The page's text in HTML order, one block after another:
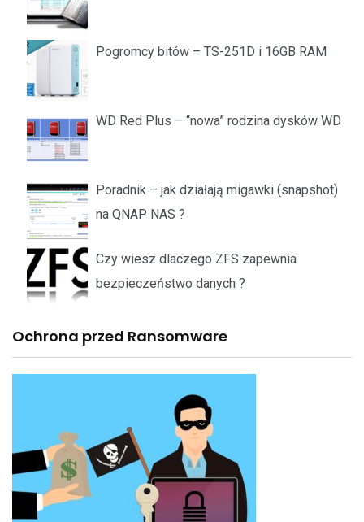
Pogromcy bitów – TS-251D i 16GB RAM
WD Red Plus – “nowa” rodzina dysków WD
Poradnik – jak działają migawki (snapshot)
na QNAP NAS ?
Czy wiesz dlaczego ZFS zapewnia
bezpieczeństwo danych ?
Ochrona przed Ransomware